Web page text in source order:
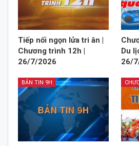
Tiếp nối ngọn lửa tri ân |
Chương trình 12h |
26/7/2026
Du
26/
BẢN TIN 9H